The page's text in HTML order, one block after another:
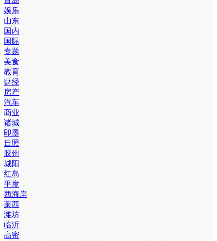
娱乐
山东
国内
国际
专题
美食
教育
财经
房产
汽车
商业
诸城
即墨
日照
胶州
城阳
红岛
平度
西海岸
莱西
潍坊
临沂
高密